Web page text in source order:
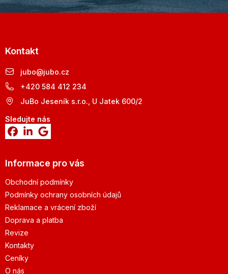
Kontakt
jubo@jubo.cz
+420 584 412 234
JuBo Jeseník s.r.o., U Jatek 600/2
Sledujte nás
Informace pro vás
Obchodní podmínky
Podmínky ochrany osobních údajů
Reklamace a vrácení zboží
Doprava a platba
Revize
Kontakty
Ceníky
O nás